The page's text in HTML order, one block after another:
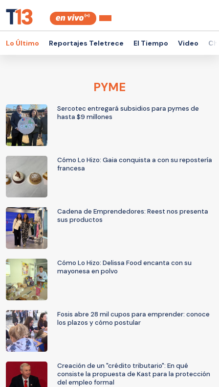
Lo Último Reportajes Teletrece El Tiempo Video
PYME
Sercotec entregará subsidios para pymes de
hasta $9 millones
Cómo Lo Hizo: Gaia conquista a con su repostería
francesa
Cadena de Emprendedores: Reest nos presenta
sus productos
Cómo Lo Hizo: Delissa Food encanta con su
mayonesa en polvo
Fosis abre 28 mil cupos para emprender: conoce
los plazos y cómo postular
Creación de un "crédito tributario": En qué
consiste la propuesta de Kast para la protección
del empleo formal